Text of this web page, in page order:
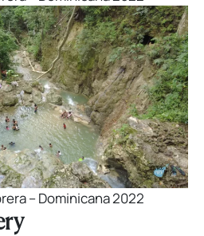
– Dominicana 2022